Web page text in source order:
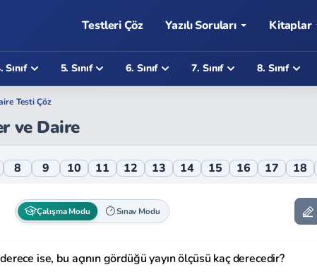
Testleri Çöz Yazılı Soruları Kitaplar
Sınıf 5. Sınıf 6. Sınıf 7. Sınıf 8. Sınıf
Testi Çöz
ve Daire
Online Testi
8 9 10 11 12 13 14 15 16 17 18
Çalışma Modu Sınav Modu
ise, bu açının gördüğü yayın ölçüsü kaç derecedir?